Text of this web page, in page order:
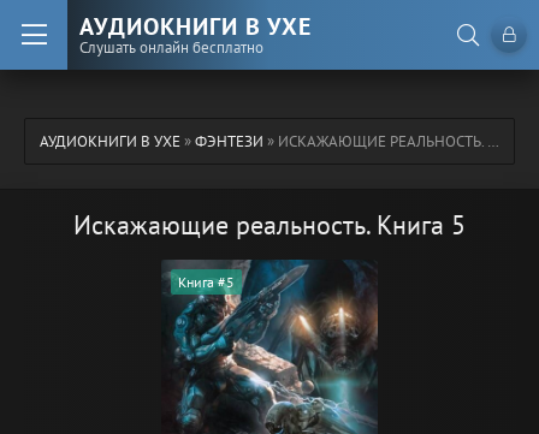
АУДИОКНИГИ В УХЕ
Слушать онлайн бесплатно
АУДИОКНИГИ В УХЕ»ФЭНТЕЗИ » ИСКАЖАЮЩИЕ РЕАЛЬНОСТЬ. КНИГА 5
Искажающие реальность. Книга 5
Книга #5